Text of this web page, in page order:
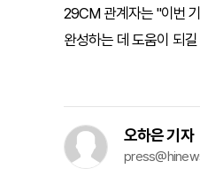
29CM 관계자는 "이번
완성하는 데 도움이 되
오하은 기자